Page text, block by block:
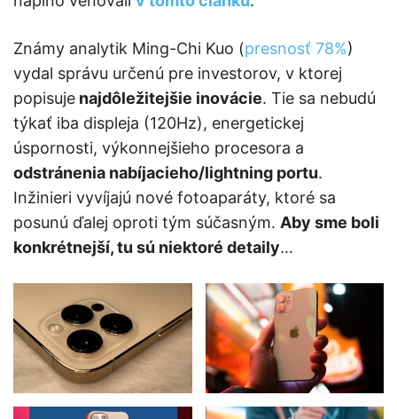
Známy analytik Ming-Chi Kuo (presnosť 78%)
vydal správu určenú pre investorov, v ktorej
popisuje najdôležitejšie inovácie. Tie sa nebudú
týkať iba displeja (120Hz), energetickej
úspornosti, výkonnejšieho procesora a
odstránenia nabíjacieho/lightning portu.
Inžinieri vyvíjajú nové fotoaparáty, ktoré sa
posunú ďalej oproti tým súčasným. Aby sme boli
konkrétnejší, tu sú niektoré detaily…